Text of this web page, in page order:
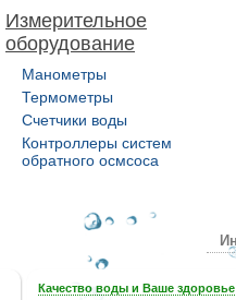
Измерительное
оборудование
Манометры
Термометры
Счетчики воды
Контроллеры систем
обратного осмсоса
Качество воды и Ваше здоровье